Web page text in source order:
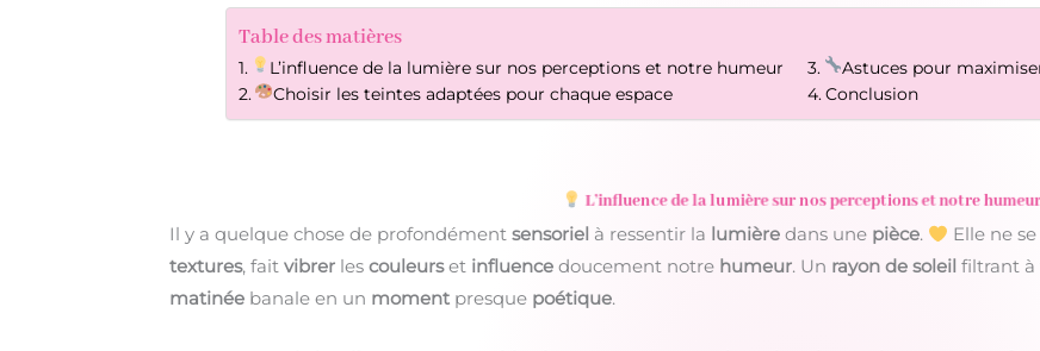
Table des matières
L’influence de la lumière sur nos perceptions et notre humeur
Choisir les teintes adaptées pour chaque espace
Astuces pour
Conclusion
L’influence de la lumière sur nos perceptions et notre
Il y a quelque chose de profondément sensoriel à ressentir la lumière dans une pièce. Elle ne
textures, fait vibrer les couleurset influence doucement notre humeur. Un rayon de soleil filtrant à
matinée banale en un moment presque poétique.